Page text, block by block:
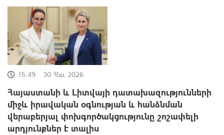
15:49 30 Հնս, 2026
Հայաստանի և Լիտվայի դատախազությունների
միջև իրավական օգնության և հանձնման
վերաբերյալ փոխգործակցությունը շոշափելի
արդյունքներ է տալիս